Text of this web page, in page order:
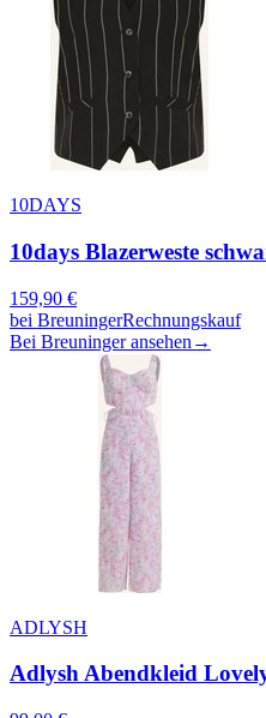
10DAYS
10days Blazerweste
159,90 €
bei BreuningerRechnungskauf
Bei Breuninger ansehen →
ADLYSH
Adlysh Abendkleid